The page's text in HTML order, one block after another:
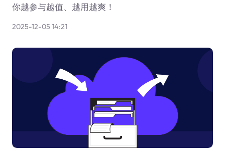
你越参与越值、越用越爽！
2025-12-05 14:21